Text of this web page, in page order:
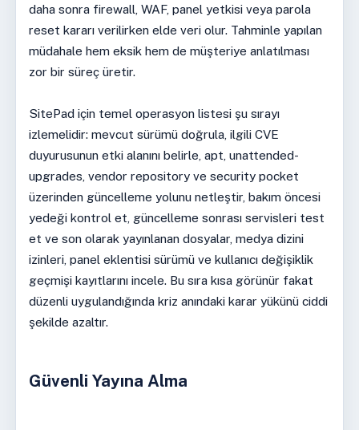
daha sonra firewall, WAF, panel yetkisi veya parola
reset kararı verilirken elde veri olur. Tahminle yapılan
müdahale hem eksik hem de müşteriye anlatılması
zor bir süreç üretir.
SitePad için temel operasyon listesi şu sırayı
izlemelidir: mevcut sürümü doğrula, ilgili CVE
duyurusunun etki alanını belirle, apt, unattended-
upgrades, vendor repository ve security pocket
üzerinden güncelleme yolunu netleştir, bakım öncesi
yedeği kontrol et, güncelleme sonrası servisleri test
et ve son olarak yayınlanan dosyalar, medya dizini
izinleri, panel eklentisi sürümü ve kullanıcı değişiklik
geçmişi kayıtlarını incele. Bu sıra kısa görünür fakat
düzenli uygulandığında kriz anındaki karar yükünü ciddi
şekilde azaltır.
Güvenli Yayına Alma